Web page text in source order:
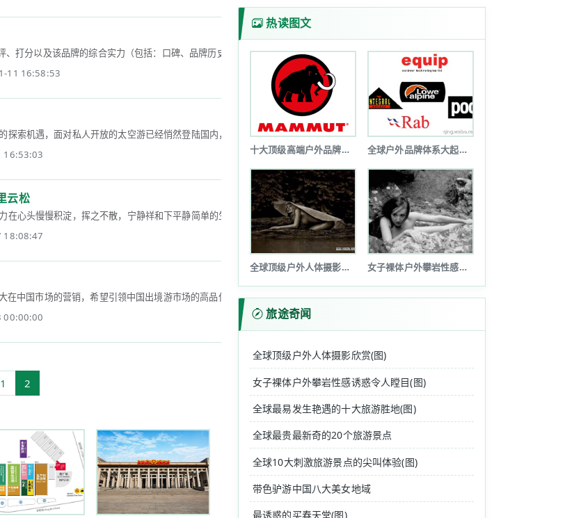
打分以及该品牌的综合实力（包括：口碑、品牌历史、产品质量、在中国有正规渠道销售等等）等全方位的因素，我们......
11 16:58:53
索机遇，面对私人开放的太空游已经悄然登陆国内，最低价格约60万元。 北京商报记者获悉，明日，太空探险公司SXC......
16:53:03
云松
在心头慢慢积淀，挥之不散，宁静祥和下平静简单的生活愈发弥足珍贵。离开已经略感枯燥乏味熟悉的环境，摆脱生活的枷锁，......
18:08:47
在中国市场的营销，希望引领中国出境游市场的高品位趋向。 &n......
00:00:00
1 2
热读图文
十大顶级高端户外品牌排行榜 全球户外品牌体系大起底(图文详解)
全球顶级户外人体摄影欣赏(图) 女子裸体户外攀岩性感诱惑令人瞠目(图...
旅途奇闻
全球顶级户外人体摄影欣赏(图)
女子裸体户外攀岩性感诱惑令人瞠目(图)
全球最易发生艳遇的十大旅游胜地(图)
全球最贵最新奇的20个旅游景点
全球10大刺激旅游景点的尖叫体验(图)
带色驴游中国八大美女地域
最诱惑的买春天堂(图)